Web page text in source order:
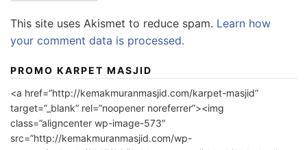
This site uses Akismet to reduce spam. Learn how
your comment data is processed.
PROMO KARPET MASJID
<a href=”http://kemakmuranmasjid.com/karpet-masjid”
target=”_blank” rel=”noopener noreferrer”><img
class=”aligncenter wp-image-573″
src=”http://kemakmuranmasjid.com/wp-